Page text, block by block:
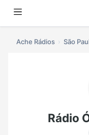
Ache Rádios São
Rádio